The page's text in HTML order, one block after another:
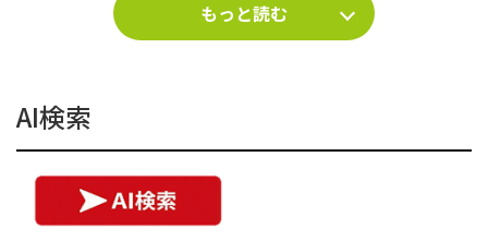
もっと読む
AI検索